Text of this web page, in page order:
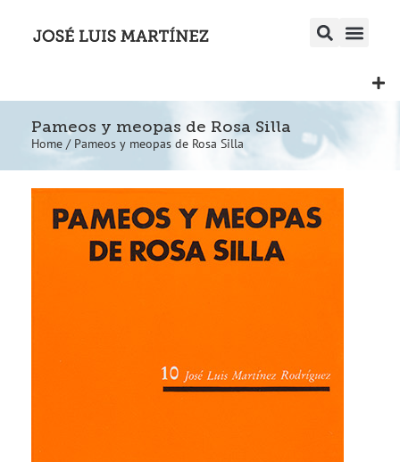
Pameos y meopas de Rosa Silla
Home / Pameos y meopas de Rosa Silla